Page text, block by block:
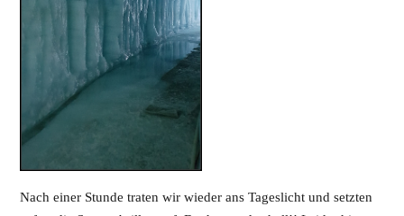
Nach einer Stunde traten wir wieder ans Tageslicht und setzten